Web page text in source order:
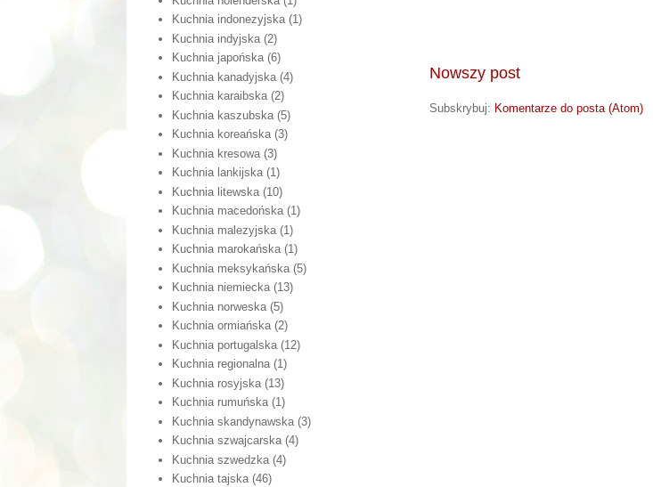
Nowszy post
Subskrybuj: Komentarze do posta (Atom)
Kuchnia indonezyjska (1)
Kuchnia indyjska (2)
Kuchnia japońska (6)
Kuchnia kanadyjska (4)
Kuchnia karaibska (2)
Kuchnia kaszubska (5)
Kuchnia koreańska (3)
Kuchnia kresowa (3)
Kuchnia lankijska (1)
Kuchnia litewska (10)
Kuchnia macedońska (1)
Kuchnia malezyjska (1)
Kuchnia marokańska (1)
Kuchnia meksykańska (5)
Kuchnia niemiecka (13)
Kuchnia norweska (5)
Kuchnia ormiańska (2)
Kuchnia portugalska (12)
Kuchnia regionalna (1)
Kuchnia rosyjska (13)
Kuchnia rumuńska (1)
Kuchnia skandynawska (3)
Kuchnia szwajcarska (4)
Kuchnia szwedzka (4)
Kuchnia tajska (46)